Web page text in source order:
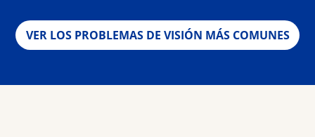
VER LOS PROBLEMAS DE VISIÓN MÁS COMUNES